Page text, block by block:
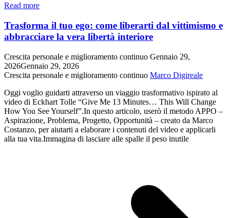
Read moreOssido
la
guida
semplice
sentirti
più
forte
sano
dopo
i
50
anni
Trasforma il tuo ego: come liberarti dal vittimismo e
abbracciare la vera libertà interiore
Crescita personale e miglioramento continuo Gennaio 29,
2026Gennaio 29, 2026
Crescita personale e miglioramento continuo Marco Digireale
Oggi voglio guidarti attraverso un viaggio trasformativo ispirato al
video di Eckhart Tolle “Give Me 13 Minutes… This Will Change
How You See Yourself”.In questo articolo, userò il metodo APPO –
Aspirazione, Problema, Progetto, Opportunità – creato da Marco
Costanzo, per aiutarti a elaborare i contenuti del video e applicarli
alla tua vita.Immagina di lasciare alle spalle il peso inutile